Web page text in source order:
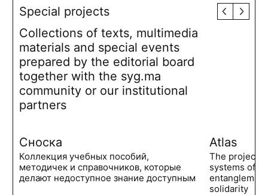
Special projects
Collections of texts, multimedia
materials and special events
prepared by the editorial board
together with the syg.ma
community or our institutional
partners
Сноска
Коллекция учебных пособий,
методичек и справочников, которые
делают недоступное знание доступным
Atlas
The project
systems of
solidarity